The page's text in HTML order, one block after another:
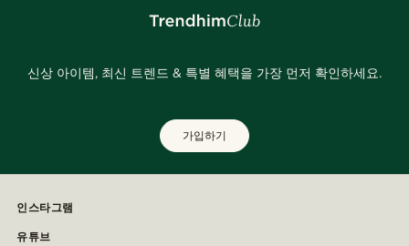
신상 아이템, 최신 트렌드 & 특별 혜택을 가장 먼저 확인하세요.
가입하기
인스타그램
유튜브